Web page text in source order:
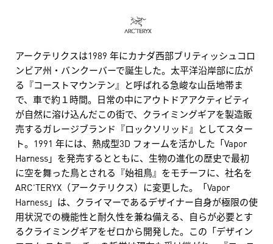
アークテリクスは1989 年にカナダ西部ブリティッシュコロ
ンビア州・バンクーバーで誕生した。太平洋沿岸部に広が
る『コーストマウンテン』と呼ばれる急峻な山岳地帯ま
で、車で約１時間。日常の中にアウトドアアクティビティ
が自然に溶け込んだこの街で、クライミングギアを製造販
売するガレージブランド『ロックソリッド』としてスター
ト。1991 年には、熱成型3D フォームを活かした「Vapor
Harness」を発売するとともに、生物の進化の歴史で最初
に空を舞った鳥とされる『始祖鳥』をモチーフに、社名を
ARC’TERYX（アークテリクス）に変更した。「Vapor
Harness」は、クライマーであるデザイナー自身が極限の使
用状況での機能性と耐久性を兼ね備える、自らが必要とす
るクライミングギアをゼロから開発した。この「デザイン